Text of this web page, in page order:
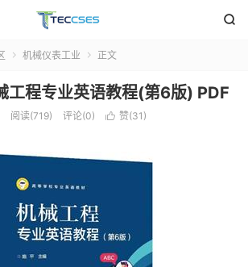

 机械仪表工业  正文
工程专业英语教程(第6版) PDF
阅读(719) 评论(0)  赞(31 )